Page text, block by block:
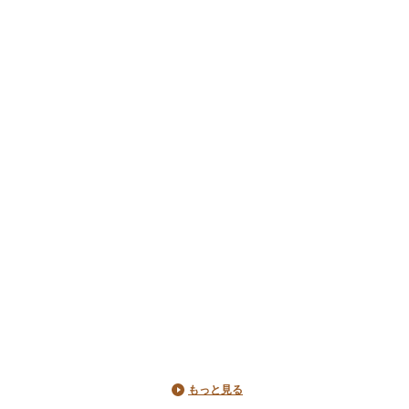
もっと見る